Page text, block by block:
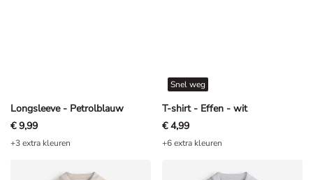
Longsleeve - Petrolblauw
€ 9,99
+3 extra kleuren
T-shirt - Effen - wit
Snel weg
€ 4,99
+6 extra kleuren